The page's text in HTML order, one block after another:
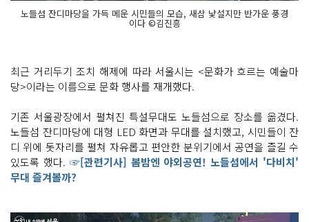
노들섬 잔디마당을 가득 메운 시민들의 모습, 새삼 낯설지만 반가운 풍경
이다 ©김진흥
최근 거리두기 조치 해제에 따라 서울시는 <문화가 흐르는 예술마
당>이라는 이름으로 문화 행사를 재개했다.
기존 서울광장에서 펼쳐진 특설무대도 노들섬으로 장소를 옮겼다.
노들섬 잔디마당에 대형 LED 화면과 무대를 설치했고, 시민들이 잔
디 위에 돗자리를 펼쳐 자유롭고 편안한 분위기에서 공연을 즐길 수
있도록 했다. ☞[관련기사] 봄밤엔 야외공연! 노들섬에서 '다비치'
무대 즐겨볼까?